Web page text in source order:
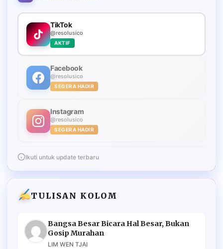
TikTok
@resolusico
AKTIF
Facebook
@resolusico
SEGERA HADIR
Instagram
@resolusico
SEGERA HADIR
Ikuti untuk update terbaru
TULISAN KOLOM
Bangsa Besar Bicara Hal Besar, Bukan
Gosip Murahan
LIM WEN TJAI